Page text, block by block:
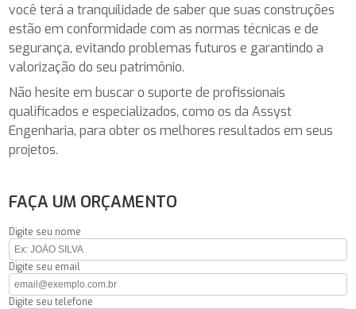
você terá a tranquilidade de saber que suas construções
estão em conformidade com as normas técnicas e de
segurança, evitando problemas futuros e garantindo a
valorização do seu patrimônio.
Não hesite em buscar o suporte de profissionais
qualificados e especializados, como os da Assyst
Engenharia, para obter os melhores resultados em seus
projetos.
FAÇA UM ORÇAMENTO
Digite seu nome
Digite seu email
Digite seu telefone